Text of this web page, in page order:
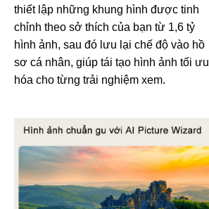
thiết lập những khung hình được tinh
chỉnh theo sở thích của bạn từ 1,6 tỷ
hình ảnh, sau đó lưu lại chế độ vào hồ
sơ cá nhân, giúp tái tạo hình ảnh tối ưu
hóa cho từng trải nghiệm xem.